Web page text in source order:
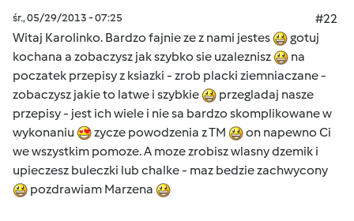
śr., 05/29/2013 - 07:25
#22
Witaj Karolinko. Bardzo fajnie ze z nami jestes
gotuj
kochana a zobaczysz jak szybko sie uzaleznisz
na
poczatek przepisy z ksiazki - zrob placki ziemniaczane -
zobaczysz jakie to latwe i szybkie
przegladaj nasze
przepisy - jest ich wiele i nie sa bardzo skomplikowane w
wykonaniu
zycze powodzenia z TM
on napewno Ci
we wszystkim pomoze. A moze zrobisz wlasny dzemik i
upieczesz buleczki lub chalke - maz bedzie zachwycony
pozdrawiam Marzena